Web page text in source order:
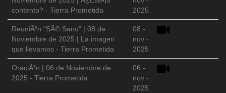
contento? - Tierra Prometida
2025
ReuniÃ³n "SÃ© Sano" | 08 de
Noviembre de 2025 | La imagen
que llevamos - Tierra Prometida
08 -
nov -
2025
OraciÃ³n | 06 de Noviembre de
2025 - Tierra Prometida
06 -
nov -
2025